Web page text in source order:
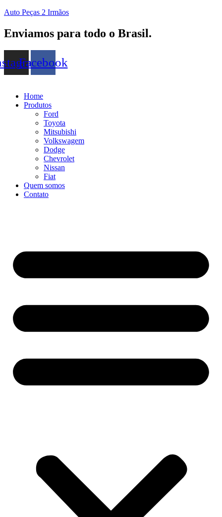
Auto Peças 2 Irmãos
Enviamos para todo o Brasil.
Facebook
Home
Produtos
Ford
Toyota
Mitsubishi
Volkswagem
Dodge
Chevrolet
Nissan
Fiat
Quem somos
Contato